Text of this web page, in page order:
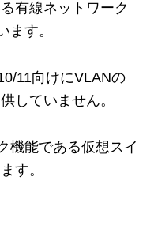
有線ネットワーク
ます。
11向けにVLANの
していません。
機能である仮想スイ
す。